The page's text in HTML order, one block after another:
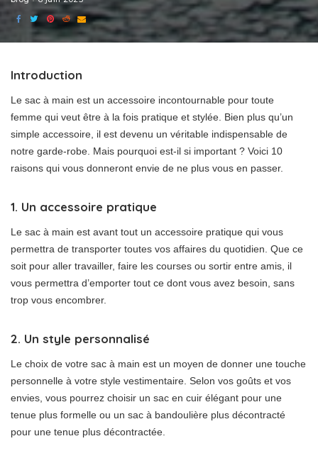
Introduction
Le sac à main est un accessoire incontournable pour toute
femme qui veut être à la fois pratique et stylée. Bien plus qu’un
simple accessoire, il est devenu un véritable indispensable de
notre garde-robe. Mais pourquoi est-il si important ? Voici 10
raisons qui vous donneront envie de ne plus vous en passer.
1. Un accessoire pratique
Le sac à main est avant tout un accessoire pratique qui vous
permettra de transporter toutes vos affaires du quotidien. Que ce
soit pour aller travailler, faire les courses ou sortir entre amis, il
vous permettra d’emporter tout ce dont vous avez besoin, sans
trop vous encombrer.
2. Un style personnalisé
Le choix de votre sac à main est un moyen de donner une touche
personnelle à votre style vestimentaire. Selon vos goûts et vos
envies, vous pourrez choisir un sac en cuir élégant pour une
tenue plus formelle ou un sac à bandoulière plus décontracté
pour une tenue plus décontractée.